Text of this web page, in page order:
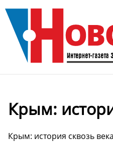
Крым:
Крым: история сквозь века